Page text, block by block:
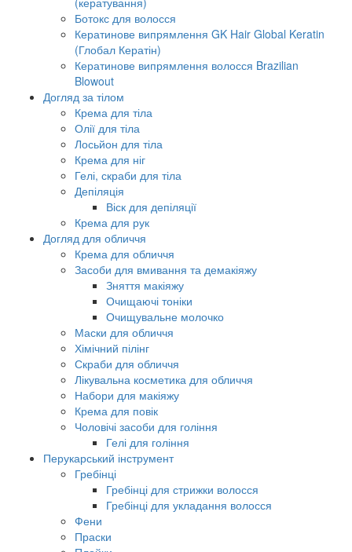
Ботокс для волосся
Кератинове випрямлення GK Hair Global Keratin
(Глобал Кератін)
Кератинове випрямлення волосся Brazilian
Blowout
Догляд за тілом
Крема для тіла
Олії для тіла
Лосьйон для тіла
Крема для ніг
Гелі, скраби для тіла
Депіляція
Віск для депіляції
Крема для рук
Догляд для обличчя
Крема для обличчя
Засоби для вмивання та демакіяжу
Зняття макіяжу
Очищаючі тоніки
Очищувальне молочко
Маски для обличчя
Хімічний пілінг
Скраби для обличчя
Лікувальна косметика для обличчя
Набори для макіяжу
Крема для повік
Чоловічі засоби для гоління
Гелі для гоління
Перукарський інструмент
Гребінці
Гребінці для стрижки волосся
Гребінці для укладання волосся
Фени
Праски